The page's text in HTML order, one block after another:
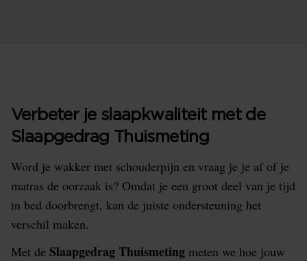
Verbeter je slaapkwaliteit met de
Slaapgedrag Thuismeting
Word je wakker met schouderpijn en vraag je je af of je
matras de oorzaak is? Omdat je een groot deel van je tijd
in bed doorbrengt, kan de juiste ondersteuning het
verschil maken.
Met de Slaapgedrag Thuismeting meten we hoe jouw